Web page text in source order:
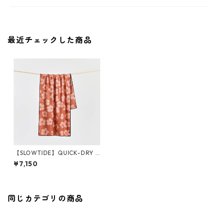
最近チェックした商品
【SLOWTIDE】QUICK-DRY T
OWELS
¥7,150
同じカテゴリの商品